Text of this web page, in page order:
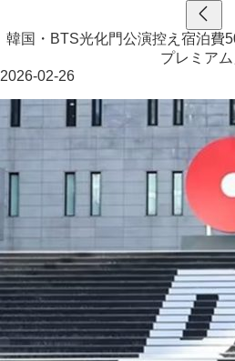
韓国・BTS光化門公演控え宿泊費
プレミアム
2026-02-26